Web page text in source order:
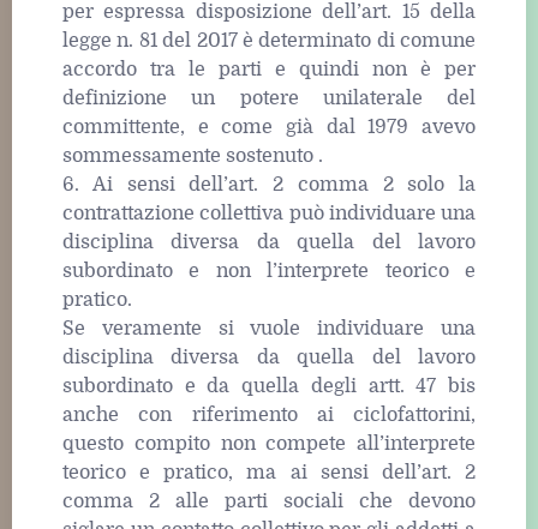
per espressa disposizione dell’art. 15 della
legge n. 81 del 2017 è determinato di comune
accordo tra le parti e quindi non è per
definizione un potere unilaterale del
committente, e come già dal 1979 avevo
sommessamente sostenuto .
6. Ai sensi dell’art. 2 comma 2 solo la
contrattazione collettiva può individuare una
disciplina diversa da quella del lavoro
subordinato e non l’interprete teorico e
pratico.
Se veramente si vuole individuare una
disciplina diversa da quella del lavoro
subordinato e da quella degli artt. 47 bis
anche con riferimento ai ciclofattorini,
questo compito non compete all’interprete
teorico e pratico, ma ai sensi dell’art. 2
comma 2 alle parti sociali che devono